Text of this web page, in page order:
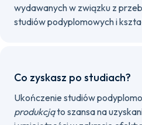
wydawanych w związku z
studiów podyplomowych i
Co zyskasz po studiach?
Ukończenie studiów
produkcjąto szansa na